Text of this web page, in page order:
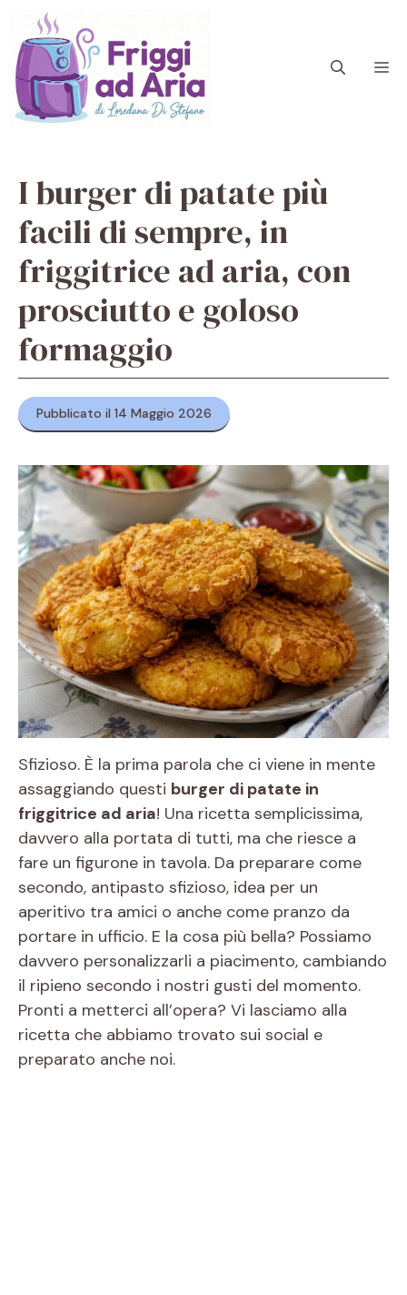
contenuto
I burger di patate più
facili di sempre, in
friggitrice ad aria, con
prosciutto e goloso
formaggio
Pubblicato il 14 Maggio 2026
Sfizioso. È la prima parola che ci viene in mente
assaggiando questi burger di patate in
friggitrice ad aria! Una ricetta semplicissima,
davvero alla portata di tutti, ma che riesce a
fare un figurone in tavola. Da preparare come
secondo, antipasto sfizioso, idea per un
aperitivo tra amici o anche come pranzo da
portare in ufficio. E la cosa più bella? Possiamo
davvero personalizzarli a piacimento, cambiando
il ripieno secondo i nostri gusti del momento.
Pronti a metterci all’opera? Vi lasciamo alla
ricetta che abbiamo trovato sui social e
preparato anche noi.